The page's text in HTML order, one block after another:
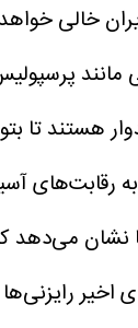
خالی
مانند
هستند تا
رقابت‌های
نشان می‌دهد
اخیر